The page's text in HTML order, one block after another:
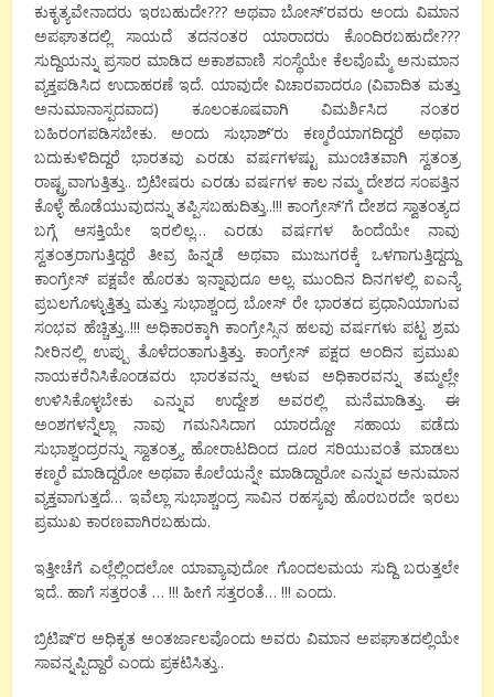
ಕುಕೃತ್ಯವೇನಾದರು ಇರಬಹುದೇ??? ಅಥವಾ ಬೋಸ್’ರವರು ಅಂದು ವಿಮಾನ
ಅಪಘಾತದಲ್ಲಿ ಸಾಯದೆ ತದನಂತರ ಯಾರಾದರು ಕೊಂದಿರಬಹುದೇ???
ಸುದ್ದಿಯನ್ನು ಪ್ರಸಾರ ಮಾಡಿದ ಅಕಾಶವಾಣಿ ಸಂಸ್ಥೆಯೇ ಕೆಲವೊಮ್ಮೆ ಅನುಮಾನ
ವ್ಯಕ್ತಪಡಿಸಿದ ಉದಾಹರಣೆ ಇದೆ. ಯಾವುದೇ ವಿಚಾರವಾದರೂ (ವಿವಾದಿತ ಮತ್ತು
ಅನುಮಾನಾಸ್ಪದವಾದ) ಕೂಲಂಕೂಷವಾಗಿ ವಿಮರ್ಶಿಸಿದ ನಂತರ
ಬಹಿರಂಗಪಡಿಸಬೇಕು. ಅಂದು ಸುಭಾಶ್’ರು ಕಣ್ಮರೆಯಾಗದಿದ್ದರೆ ಅಥವಾ
ಬದುಕುಳಿದಿದ್ದರೆ ಭಾರತವು ಎರಡು ವರ್ಷಗಳಷ್ಟು ಮುಂಚಿತವಾಗಿ ಸ್ವತಂತ್ರ
ರಾಷ್ಟ್ರವಾಗುತ್ತಿತ್ತು.. ಬ್ರಿಟೀಷರು ಎರಡು ವರ್ಷಗಳ ಕಾಲ ನಮ್ಮ ದೇಶದ ಸಂಪತ್ತಿನ
ಕೊಳ್ಳೆ ಹೊಡೆಯುವುದನ್ನು ತಪ್ಪಿಸಬಹುದಿತ್ತು..!!! ಕಾಂಗ್ರೇಸ್’ಗೆ ದೇಶದ ಸ್ವಾತಂತ್ಯದ
ಬಗ್ಗೆ ಆಸಕ್ತಿಯೇ ಇರಲಿಲ್ಲ… ಎರಡು ವರ್ಷಗಳ ಹಿಂದೆಯೇ ನಾವು
ಸ್ವತಂತ್ರರಾಗುತ್ತಿದ್ದರೆ ತೀವ್ರ ಹಿನ್ನಡೆ ಅಥವಾ ಮುಜುಗರಕ್ಕೆ ಒಳಗಾಗುತ್ತಿದ್ದದ್ದು
ಕಾಂಗ್ರೇಸ್ ಪಕ್ಷವೇ ಹೊರತು ಇನ್ನಾವುದೂ ಅಲ್ಲ. ಮುಂದಿನ ದಿನಗಳಲ್ಲಿ ಐಎನ್ಯೆ
ಪ್ರಬಲಗೊಳ್ಳುತ್ತಿತ್ತು ಮತ್ತು ಸುಭಾಶ್ಚಂದ್ರ ಬೋಸ್ ರೇ ಭಾರತದ ಪ್ರಧಾನಿಯಾಗುವ
ಸಂಭವ ಹೆಚ್ಚಿತ್ತು..!!! ಅಧಿಕಾರಕ್ಕಾಗಿ ಕಾಂಗ್ರೇಸ್ಸಿನ ಹಲವು ವರ್ಷಗಳು ಪಟ್ಟ ಶ್ರಮ
ನೀರಿನಲ್ಲಿ ಉಪ್ಪು ತೊಳೆದಂತಾಗುತ್ತಿತ್ತು. ಕಾಂಗ್ರೇಸ್ ಪಕ್ಷದ ಅಂದಿನ ಪ್ರಮುಖ
ನಾಯಕರೆನಿಸಿಕೊಂಡವರು ಭಾರತವನ್ನು ಆಳುವ ಅಧಿಕಾರವನ್ನು ತಮ್ಮಲ್ಲೇ
ಉಳಿಸಿಕೊಳ್ಳಬೇಕು ಎನ್ನುವ ಉದ್ದೇಶ ಅವರಲ್ಲಿ ಮನೆಮಾಡಿತ್ತು. ಈ
ಅಂಶಗಳನ್ನೆಲ್ಲಾ ನಾವು ಗಮನಿಸಿದಾಗ ಯಾರದ್ದೋ ಸಹಾಯ ಪಡೆದು
ಸುಭಾಶ್ಚಂದ್ರರನ್ನು ಸ್ವಾತಂತ್ರ್ಯ ಹೋರಾಟದಿಂದ ದೂರ ಸರಿಯುವಂತೆ ಮಾಡಲು
ಕಣ್ಮರೆ ಮಾಡಿದ್ದರೋ ಅಥವಾ ಕೊಲೆಯನ್ನೇ ಮಾಡಿದ್ದಾರೋ ಎನ್ನುವ ಅನುಮಾನ
ವ್ಯಕ್ತವಾಗುತ್ತದೆ… ಇವೆಲ್ಲಾ ಸುಭಾಶ್ಚಂದ್ರ ಸಾವಿನ ರಹಸ್ಯವು ಹೊರಬರದೇ ಇರಲು
ಪ್ರಮುಖ ಕಾರಣವಾಗಿರಬಹುದು.
ಇತ್ತೀಚೆಗೆ ಎಲ್ಲೆಲ್ಲಿಂದಲೋ ಯಾವ್ಯಾವುದೋ ಗೊಂದಲಮಯ ಸುದ್ದಿ ಬರುತ್ತಲೇ
ಇದೆ.. ಹಾಗೆ ಸತ್ತರಂತೆ … !!! ಹೀಗೆ ಸತ್ತರಂತೆ… !!! ಎಂದು.
ಬ್ರಿಟಿಷ್’ರ ಅಧಿಕೃತ ಅಂತರ್ಜಾಲವೊಂದು ಅವರು ವಿಮಾನ ಅಪಘಾತದಲ್ಲಿಯೇ
ಸಾವನ್ನಪ್ಪಿದ್ದಾರೆ ಎಂದು ಪ್ರಕಟಿಸಿತ್ತು..